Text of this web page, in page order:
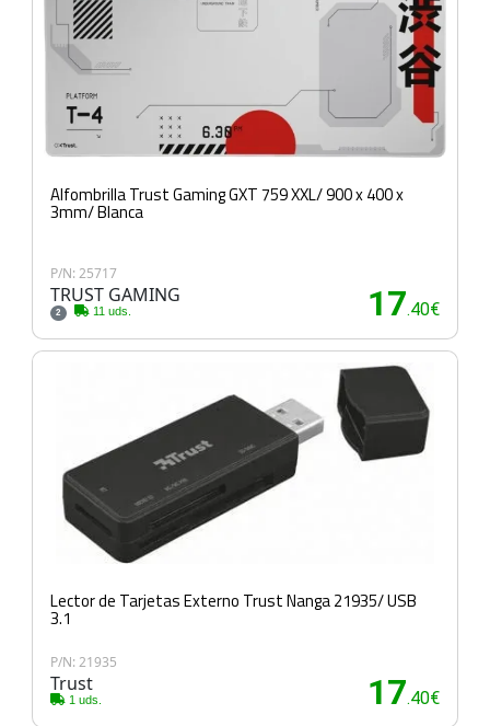
Alfombrilla Trust Gaming GXT 759 XXL/ 900 x 400 x
3mm/ Blanca
P/N: 25717
TRUST GAMING
2 11 uds. 17.40€
Lector de Tarjetas Externo Trust Nanga 21935/ USB
3.1
P/N: 21935
Trust
1 uds. 17.40€